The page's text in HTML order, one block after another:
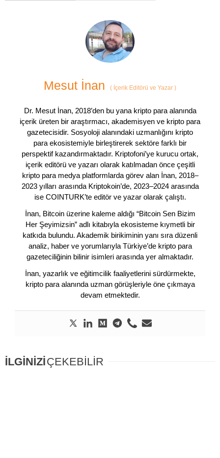
Mesut İnan ( İçerik Editörü ve Yazar )
Dr. Mesut İnan, 2018’den bu yana kripto para alanında
içerik üreten bir araştırmacı, akademisyen ve kripto para
gazetecisidir. Sosyoloji alanındaki uzmanlığını kripto
para ekosistemiyle birleştirerek sektöre farklı bir
perspektif kazandırmaktadır. Kriptofoni’ye kurucu ortak,
içerik editörü ve yazarı olarak katılmadan önce çeşitli
kripto para medya platformlarda görev alan İnan, 2018–
2023 yılları arasında Kriptokoin’de, 2023–2024 arasında
ise COINTURK’te editör ve yazar olarak çalıştı.
İnan, Bitcoin üzerine kaleme aldığı “Bitcoin Sen Bizim
Her Şeyimizsin” adlı kitabıyla ekosisteme kıymetli bir
katkıda bulundu. Akademik birikiminin yanı sıra düzenli
analiz, haber ve yorumlarıyla Türkiye’de kripto para
gazeteciliğinin bilinir isimleri arasında yer almaktadır.
İnan, yazarlık ve eğitimcilik faaliyetlerini sürdürmekte,
kripto para alanında uzman görüşleriyle öne çıkmaya
devam etmektedir.
İLGİNİZİÇEKEBİLİR